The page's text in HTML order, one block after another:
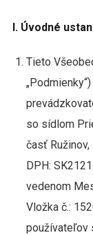
I. Úvodné
Tieto
so sídlom
časť
DPH:
vedenom
Vložka č.:
používateľov